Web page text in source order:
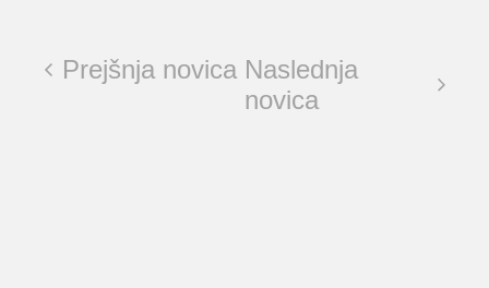
Prejšnja novica Naslednja
novica